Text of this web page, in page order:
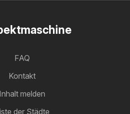
FAQ
Kontakt
Inhalt melden
der Städte